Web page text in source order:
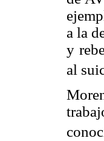
a la
y
al